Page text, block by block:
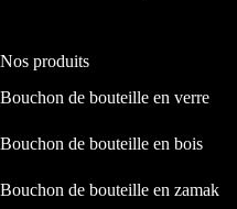
Nos produits
Bouchon de bouteille en verre
Bouchon de bouteille en bois
Bouchon de bouteille en zamak